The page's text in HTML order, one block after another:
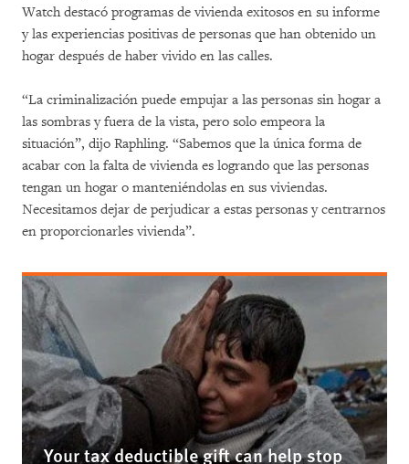
Watch destacó programas de vivienda exitosos en su informe
y las experiencias positivas de personas que han obtenido un
hogar después de haber vivido en las calles.
“La criminalización puede empujar a las personas sin hogar a
las sombras y fuera de la vista, pero solo empeora la
situación”, dijo Raphling. “Sabemos que la única forma de
acabar con la falta de vivienda es logrando que las personas
tengan un hogar o manteniéndolas en sus viviendas.
Necesitamos dejar de perjudicar a estas personas y centrarnos
en proporcionarles vivienda”.
Your tax deductible gift can help stop